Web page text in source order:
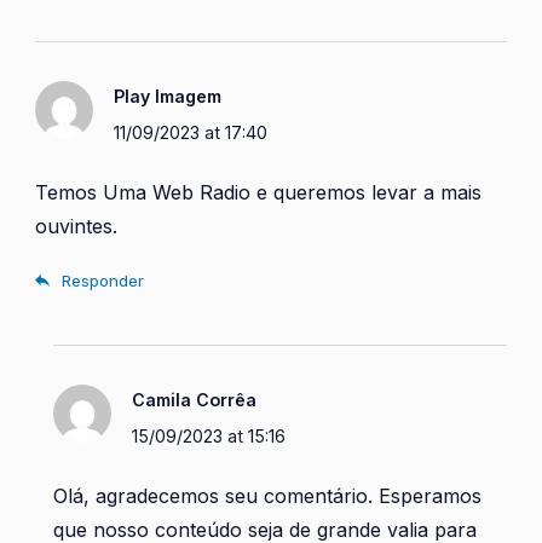
Play Imagem
11/09/2023 at 17:40
Temos Uma Web Radio e queremos levar a mais
ouvintes.
Responder
Camila Corrêa
15/09/2023 at 15:16
Olá, agradecemos seu comentário. Esperamos
que nosso conteúdo seja de grande valia para